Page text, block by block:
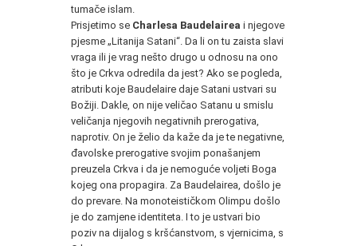
tumače islam.
Prisjetimo se Charlesa Baudelairea i njegove
pjesme „Litanija Satani“. Da li on tu zaista slavi
vraga ili je vrag nešto drugo u odnosu na ono
što je Crkva odredila da jest? Ako se pogleda,
atributi koje Baudelaire daje Satani ustvari su
Božiji. Dakle, on nije veličao Satanu u smislu
veličanja njegovih negativnih prerogativa,
naprotiv. On je želio da kaže da je te negativne,
đavolske prerogative svojim ponašanjem
preuzela Crkva i da je nemoguće voljeti Boga
kojeg ona propagira. Za Baudelairea, došlo je
do prevare. Na monoteističkom Olimpu došlo
je do zamjene identiteta. I to je ustvari bio
poziv na dijalog s kršćanstvom, s vjernicima, s